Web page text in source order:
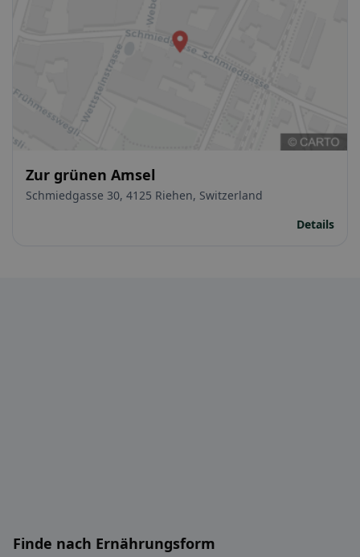
Zur grünen Amsel
Schmiedgasse 30, 4125 Riehen, Switzerland
Details
Finde nach Ernährungsform